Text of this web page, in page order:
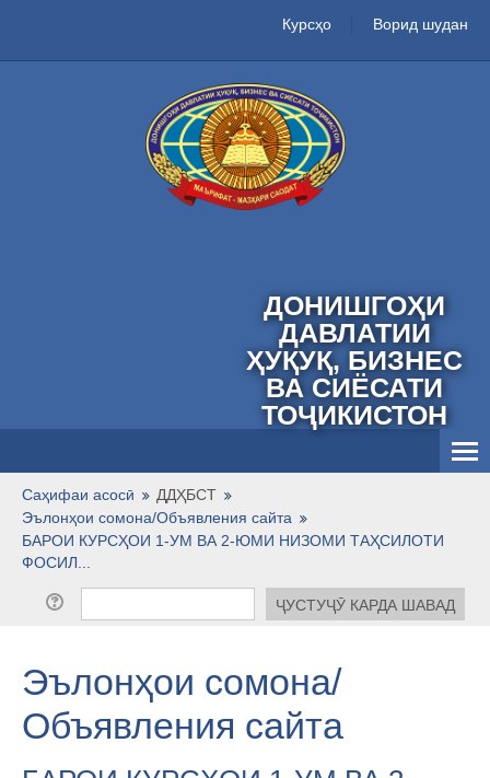
Курсҳо Ворид шудан
ДОНИШГОҲИ
ДАВЛАТИИ
ҲУҚУҚ, БИЗНЕС
ВА СИЁСАТИ
ТОҶИКИСТОН
Тоҷикӣ ‎(tj)‎
Саҳифаи асосӣ
ДДҲБСТ
Эълонҳои сомона/Объявления сайта
БАРОИ КУРСҲОИ 1-УМ ВА 2-ЮМИ НИЗОМИ ТАҲСИЛОТИ
ФОСИЛ...
Эълонҳои сомона/
Объявления сайта